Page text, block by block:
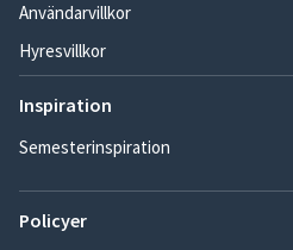
Användarvillkor
Hyresvillkor
Inspiration
Semesterinspiration
Policyer